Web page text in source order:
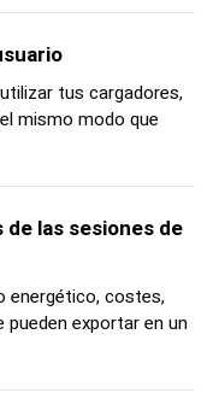
tus cargadores,
mismo modo que
las sesiones de
energético, costes,
exportar en un